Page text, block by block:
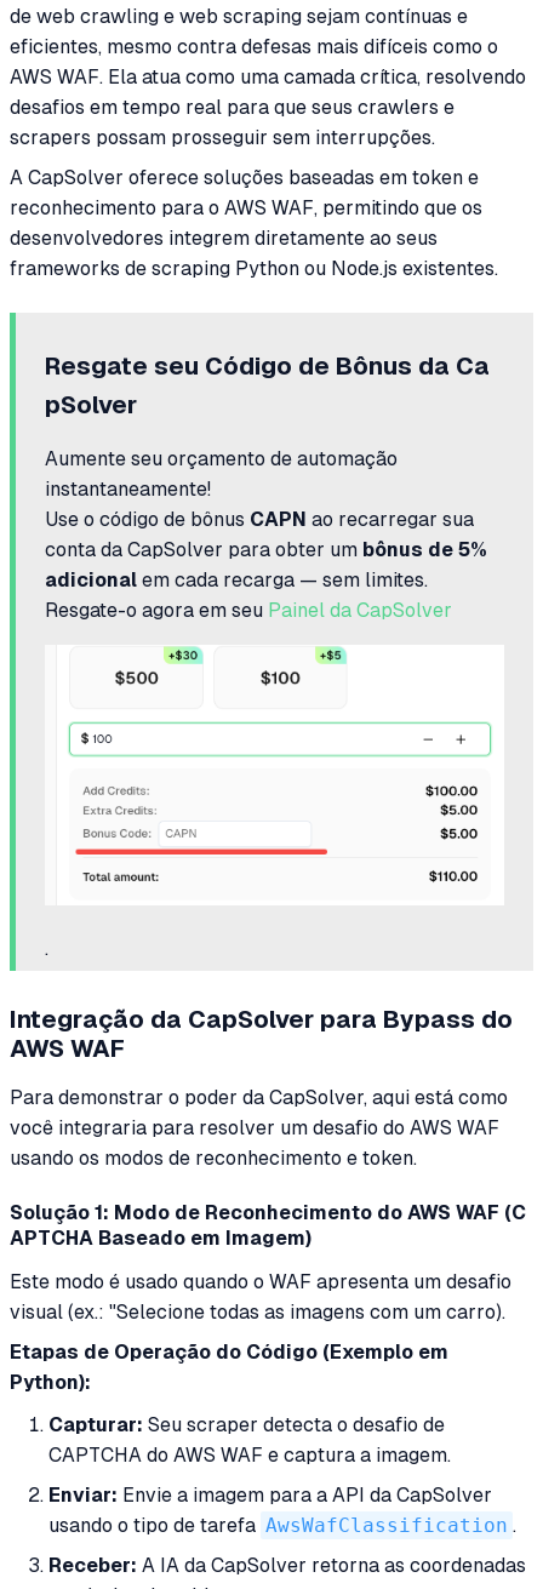
de web crawling e web scraping sejam contínuas e
eficientes, mesmo contra defesas mais difíceis como o
AWS WAF. Ela atua como uma camada crítica, resolvendo
desafios em tempo real para que seus crawlers e
scrapers possam prosseguir sem interrupções.
A CapSolver oferece soluções baseadas em token e
reconhecimento para o AWS WAF, permitindo que os
desenvolvedores integrem diretamente ao seus
frameworks de scraping Python ou Node.js existentes.
Resgate seu Código de Bônus da Ca
pSolver
Aumente seu orçamento de automação
instantaneamente!
Use o código de bônus CAPN ao recarregar sua
conta da CapSolver para obter um bônus de 5%
adicional em cada recarga — sem limites.
Resgate-o agora em seu Painel da CapSolver
.
Integração da CapSolver para Bypass do
AWS WAF
Para demonstrar o poder da CapSolver, aqui está como
você integraria para resolver um desafio do AWS WAF
usando os modos de reconhecimento e token.
Solução 1: Modo de Reconhecimento do AWS WAF (C
APTCHA Baseado em Imagem)
Este modo é usado quando o WAF apresenta um desafio
visual (ex.: "Selecione todas as imagens com um carro).
Etapas de Operação do Código (Exemplo em
Python):
Capturar: Seu scraper detecta o desafio de
CAPTCHA do AWS WAF e captura a imagem.
Enviar: Envie a imagem para a API da CapSolver
usando o tipo de tarefa AwsWafClassification .
Receber: A IA da CapSolver retorna as coordenadas